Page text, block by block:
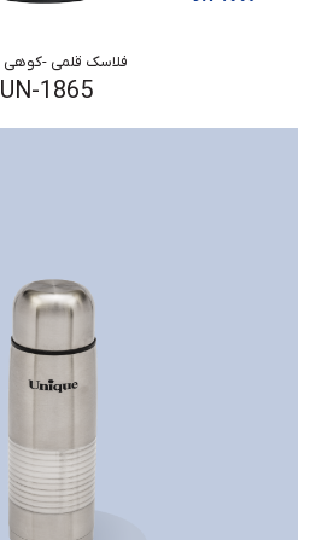
فلاسک قلمی -کوهی 1 لیتر
UN-1865